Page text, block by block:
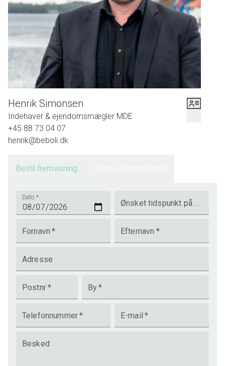
Henrik Simonsen
Indehaver & ejendomsmægler MDE
+45 88 73 04 07
henrik@beboli.dk
Bestil fremvisning
Dato *
Ønsket tidspunkt på dagen
Fornavn * Efternavn *
Adresse
Postnr* By*
Telefonnummer* E-mail *
Besked